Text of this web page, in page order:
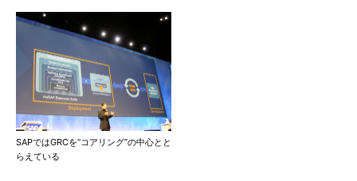
SAPではGRCを“コアリング”の中心とと
らえている